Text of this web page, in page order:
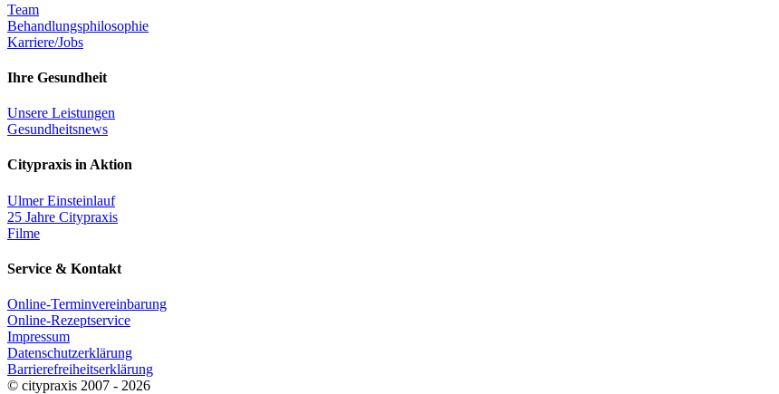
Team
Behandlungsphilosophie
Karriere/Jobs
Ihre Gesundheit
Unsere Leistungen
Gesundheitsnews
Citypraxis in Aktion
Ulmer Einsteinlauf
25 Jahre Citypraxis
Filme
Service & Kontakt
Online-Terminvereinbarung
Online-Rezeptservice
Impressum
Datenschutzerklärung
Barrierefreiheitserklärung
© citypraxis 2007 - 2026